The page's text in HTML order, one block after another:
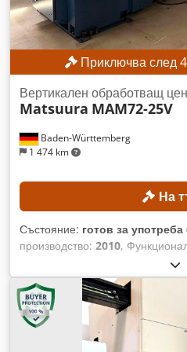
Приключва след4
Baden-Württemberg
1 474 km
Вертикален обработващ
Matsuura MAM72-25V
На
Състояние: готов за
производство: 2010,
, номер на
18199, разстояние на
оста Y:
410 мм, ход по оста Z:
на вретеното:
20 000 об/мин
инструменти:
210
,
управление: FANUC 30iM за 5-